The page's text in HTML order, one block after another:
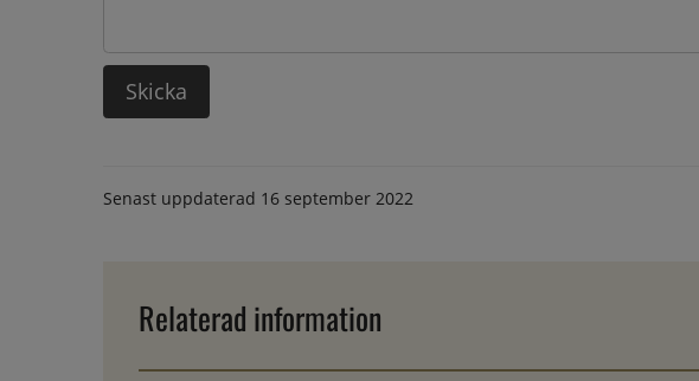
Senast uppdaterad 16 september 2022
Relaterad information